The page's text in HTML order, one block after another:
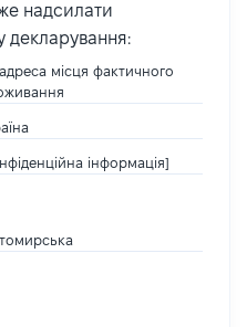
надсилати
декларування:
місця фактичного
інформація]